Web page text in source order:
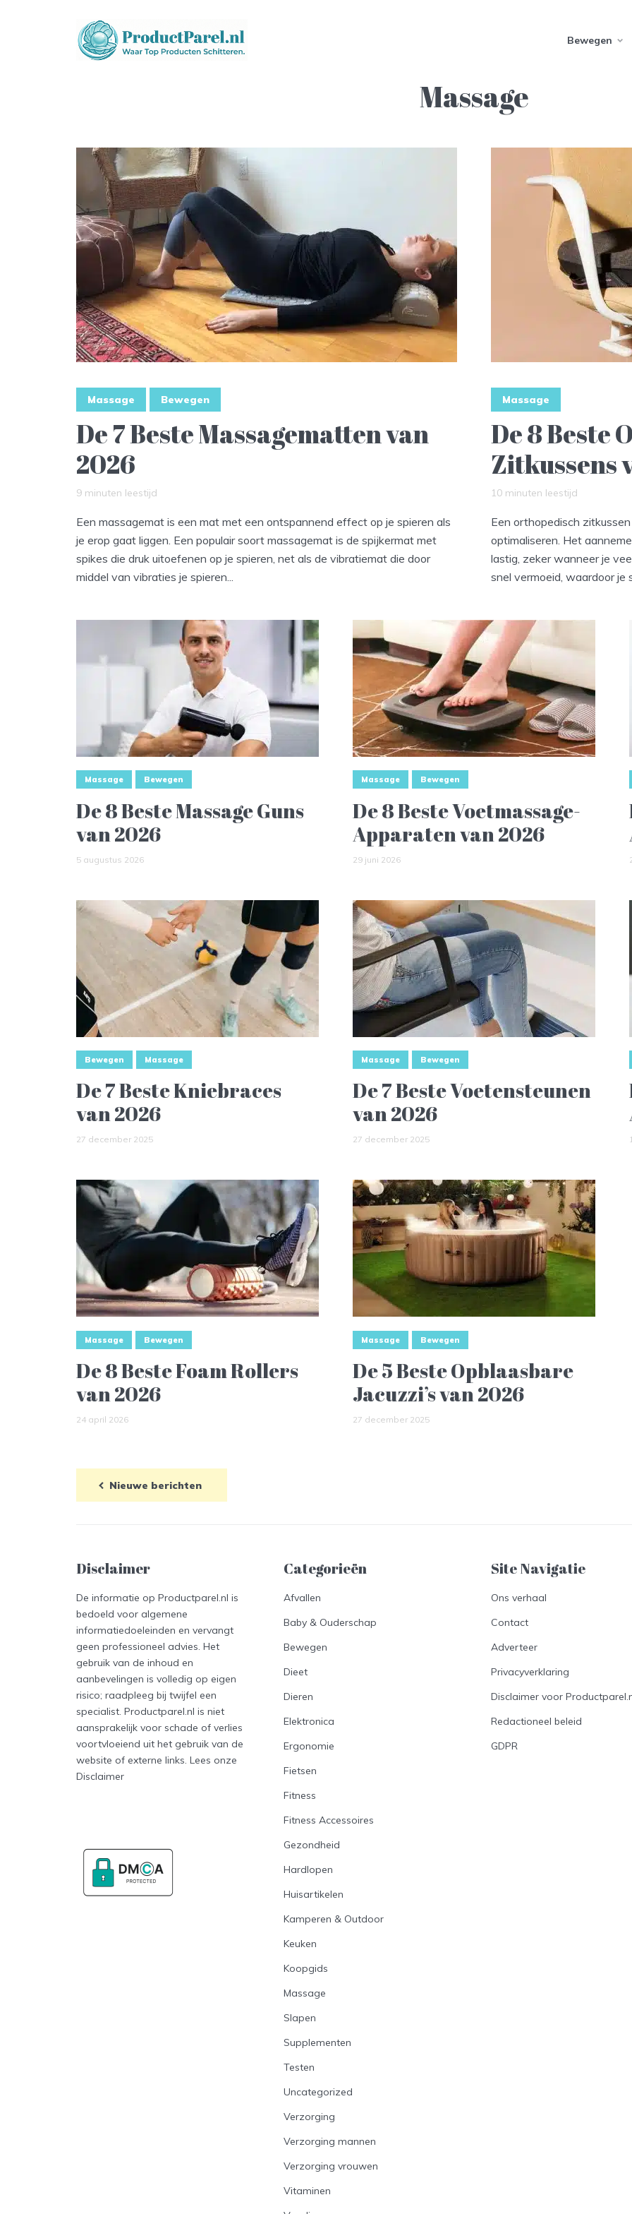
Bewegen
Massage
Massage Bewegen
De 7 Beste Massagematten van
2026
9 minuten leestijd
Een massagemat is een mat met een ontspannend effect op je spieren als
je erop gaat liggen. Een populair soort massagemat is de spijkermat met
spikes die druk uitoefenen op je spieren, net als de vibratiemat die door
middel van vibraties je spieren...
Massage
De 8 Beste
Zitkussens
10 minuten leestijd
Een orthopedisch
optimaliseren. Het
lastig, zeker wanneer je
snel vermoeid, waardoor je
Massage Bewegen
De 8 Beste Massage Guns
van 2026
5 augustus 2026
Massage Bewegen
De 8 Beste Voetmassage-
Apparaten van 2026
29 juni 2026
Bewegen Massage
De 7 Beste Kniebraces
van 2026
27 december 2025
Massage Bewegen
De 7 Beste Voetensteunen
van 2026
27 december 2025
Massage Bewegen
De 8 Beste Foam Rollers
van 2026
24 april 2026
Massage Bewegen
De 5 Beste Opblaasbare
Jacuzzi’s van 2026
27 december 2025
Nieuwe berichten
Disclaimer
De informatie op Productparel.nl is
bedoeld voor algemene
informatiedoeleinden en vervangt
geen professioneel advies. Het
gebruik van de inhoud en
aanbevelingen is volledig op eigen
risico; raadpleeg bij twijfel een
specialist. Productparel.nl is niet
aansprakelijk voor schade of verlies
voortvloeiend uit het gebruik van de
website of externe links. Lees onze
Disclaimer
Categorieën
Afvallen
Baby & Ouderschap
Bewegen
Dieet
Dieren
Elektronica
Ergonomie
Fietsen
Fitness
Fitness Accessoires
Gezondheid
Hardlopen
Huisartikelen
Kamperen & Outdoor
Keuken
Koopgids
Massage
Slapen
Supplementen
Testen
Uncategorized
Verzorging
Verzorging mannen
Verzorging vrouwen
Vitaminen
Site Navigatie​
Ons verhaal
Contact
Adverteer
Privacyverklaring
Disclaimer voor
Redactioneel beleid
GDPR